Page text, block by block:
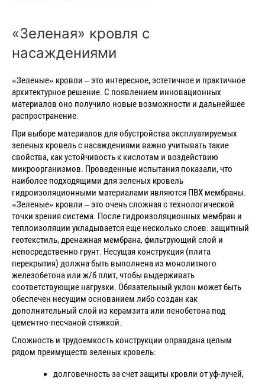
«Зеленая» кровля с
насаждениями
«Зеленые» кровли – это интересное, эстетичное и практичное
архитектурное решение. С появлением инновационных
материалов оно получило новые возможности и дальнейшее
распространение.
При выборе материалов для обустройства эксплуатируемых
зеленых кровель с насаждениями важно учитывать такие
свойства, как устойчивость к кислотам и воздействию
микроорганизмов. Проведенные испытания показали, что
наиболее подходящими для зеленых кровель
гидроизоляционными материалами являются ПВХ мембраны.
«Зеленые» кровли – это очень сложная с технологической
точки зрения система. После гидроизоляционных мембран и
теплоизоляции укладывается еще несколько слоев: защитный
геотекстиль, дренажная мембрана, фильтрующий слой и
непосредственно грунт. Несущая конструкция (плита
перекрытия) должна быть выполнена из монолитного
железобетона или ж/б плит, чтобы выдерживать
соответствующие нагрузки. Обязательный уклон может быть
обеспечен несущим основанием либо создан как
дополнительный слой из керамзита или пенобетона под
цементно-песчаной стяжкой.
Сложность и трудоемкость конструкции оправдана целым
рядом преимуществ зеленых кровель:
долговечность за счет защиты кровли от уф-лучей,